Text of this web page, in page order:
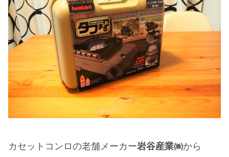
カセットコンロの老舗メーカー岩谷産業㈱から